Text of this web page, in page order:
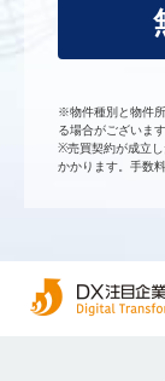
※物件種別と物件
る場合がございます
※売買契約が成立
かかります。手数